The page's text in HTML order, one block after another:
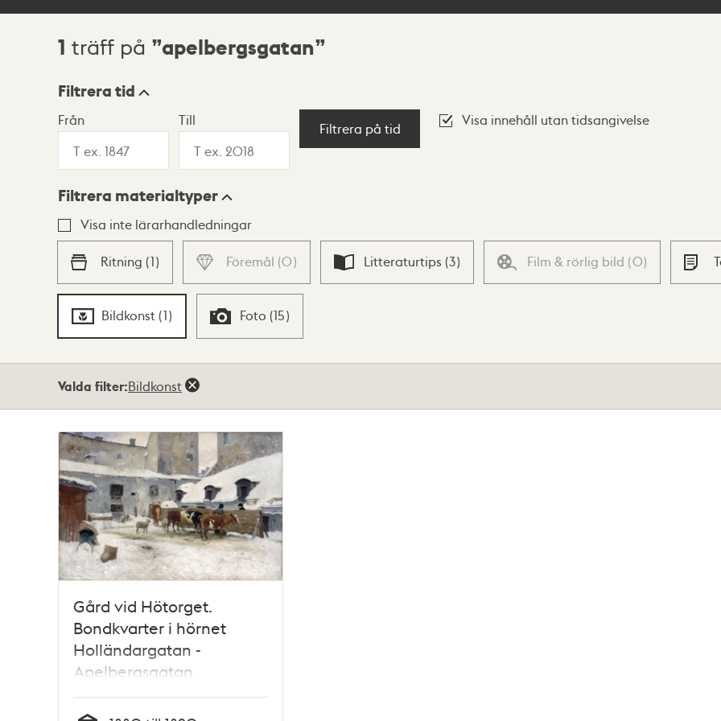
Sökresultat
1 träff på apelbergsgatan
Visningsläge
Lista Karta
Filtrera tid
Från Till
Filtrera på tid
Visa innehåll utan tidsangivelse
Filtrera materialtyper
Visa inte lärarhandledningar
Ritning (1) Föremål (0) Litteraturtips (3) Film & rörlig bild (0)
Bildkonst (1) Foto (15)
Valda filter:Bildkonst
Gård vid Hötorget.
Bondkvarter i hörnet
Holländargatan -
Apelbergsgatan